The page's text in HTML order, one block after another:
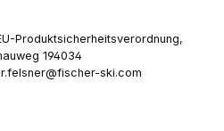
Produktsicherheitsverordnung,
194034
ski.com